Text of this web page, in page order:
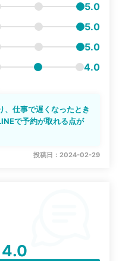
5.0
5.0
5.0
4.0
、仕事で遅くなったとき
で予約が取れる点が
投稿日：2024-02-29
4.0